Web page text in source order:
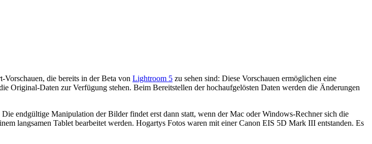
die bereits in der Beta von Lightroom 5 zu sehen sind: Diese Vorschauen ermöglichen eine
Original-Daten zur Verfügung stehen. Beim Bereitstellen der hochaufgelösten Daten werden die Änderungen
endgültige Manipulation der Bilder findet erst dann statt, wenn der Mac oder Windows-Rechner sich die
langsamen Tablet bearbeitet werden. Hogartys Fotos waren mit einer Canon EIS 5D Mark III entstanden. Es